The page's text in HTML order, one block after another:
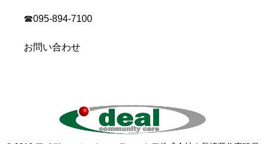
☎︎095-894-7100
お問い合わせ